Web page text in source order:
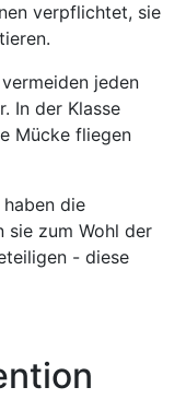
verpflichtet, sie
jeden
In der Klasse
Mücke fliegen
die
sie zum Wohl der
- diese